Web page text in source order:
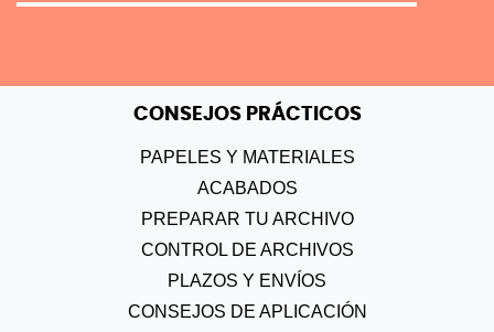
CONSEJOS PRÁCTICOS
PAPELES Y MATERIALES
ACABADOS
PREPARAR TU ARCHIVO
CONTROL DE ARCHIVOS
PLAZOS Y ENVÍOS
CONSEJOS DE APLICACIÓN